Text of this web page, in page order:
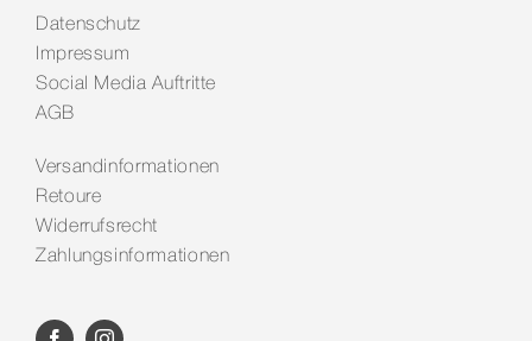
Datenschutz
Impressum
Social Media Auftritte
AGB
Versandinformationen
Retoure
Widerrufsrecht
Zahlungsinformationen